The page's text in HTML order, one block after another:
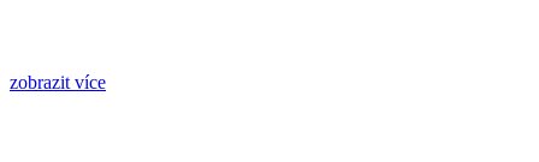
zobrazit více